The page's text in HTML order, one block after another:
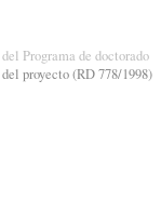
Programa de doctorado
proyecto (RD 778/1998)